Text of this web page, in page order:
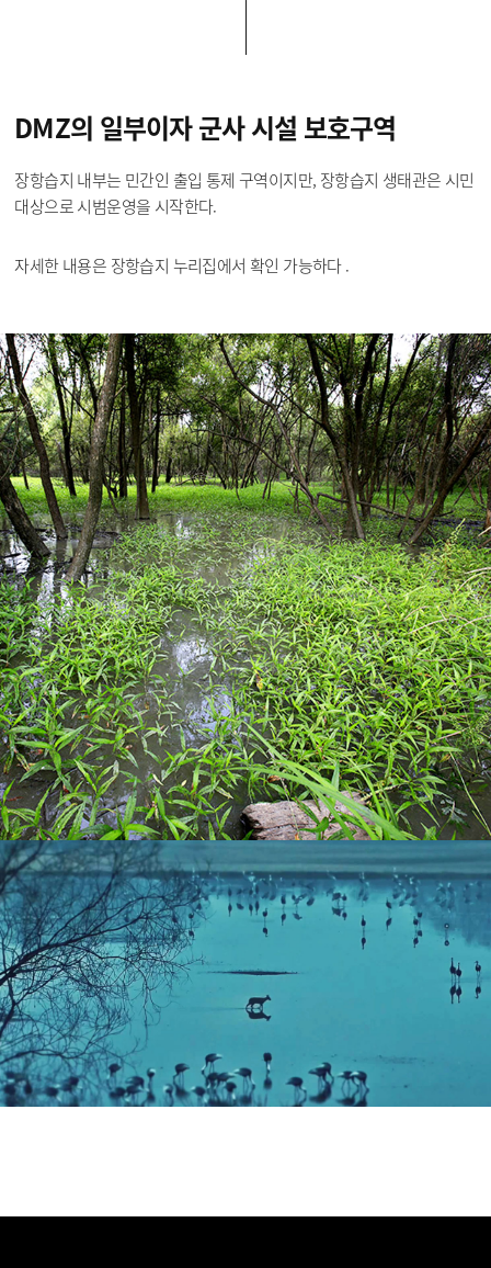
DMZ의 일부이자군사 시설 보호구역
장항습지 내부는 민간인 출입 통제 구역이지만, 장항습지 생태관은 시민
대상으로 시범운영을 시작한다.
자세한 내용은 장항습지 누리집에서 확인 가능하다 .